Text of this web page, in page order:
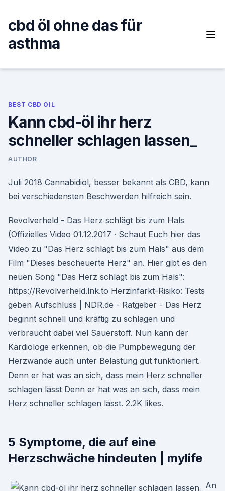
content
cbd öl ohne das für
asthma
BEST CBD OIL
Kann cbd-öl ihr herz
schneller schlagen lassen_
AUTHOR
Juli 2018 Cannabidiol, besser bekannt als CBD, kann
bei verschiedensten Beschwerden hilfreich sein.
Revolverheld - Das Herz schlägt bis zum Hals
(Offizielles Video 01.12.2017 · Schaut Euch hier das
Video zu "Das Herz schlägt bis zum Hals" aus dem
Film "Dieses bescheuerte Herz" an. Hier gibt es den
neuen Song "Das Herz schlägt bis zum Hals":
https://Revolverheld.lnk.to Herzinfarkt-Risiko: Tests
geben Aufschluss | NDR.de - Ratgeber - Das Herz
beginnt schnell und kräftig zu schlagen und
verbraucht dabei viel Sauerstoff. Nun kann der
Kardiologe erkennen, ob die Pumpbewegung der
Herzwände auch unter Belastung gut funktioniert.
Denn er hat was an sich, dass mein Herz schneller
schlagen lässt Denn er hat was an sich, dass mein
Herz schneller schlagen lässt. 2.2K likes.
5 Symptome, die auf eine
Herzschwäche hindeuten | mylife
An